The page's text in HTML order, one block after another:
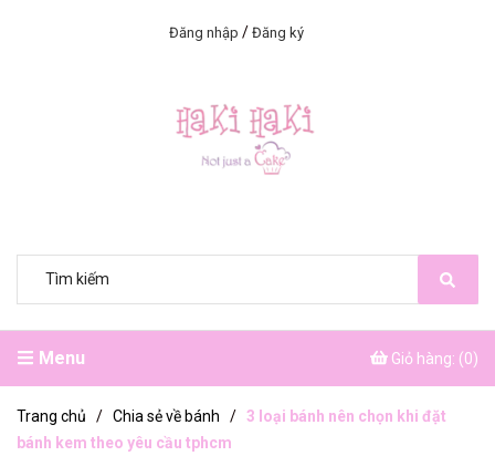
Đăng nhập / Đăng ký
Menu Giỏ hàng: (0)
Trang chủ / Chia sẻ về bánh / 3 loại bánh nên chọn khi đặt
bánh kem theo yêu cầu tphcm